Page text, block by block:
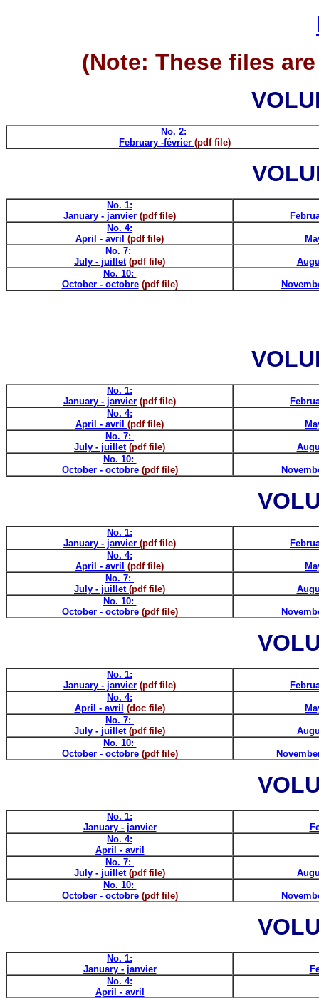
(Note: These files
No. 2:
February -février (pdf file)
No. 1:
January - janvier (pdf file)
No. 4:
April - avril (pdf file)
No. 7:
July - juillet (pdf file)
No. 10:
October - octobre (pdf file)
No. 1:
January - janvier (pdf file)
No. 4:
April - avril (pdf file)
No. 7:
July - juillet (pdf file)
No. 10:
October - octobre (pdf file)
No. 1:
January - janvier (pdf file)
No. 4:
April - avril (pdf file)
No. 7:
July - juillet (pdf file)
No. 10:
October - octobre (pdf file)
No. 1:
January - janvier (pdf file)
No. 4:
April - avril (doc file)
No. 7:
July - juillet (pdf file)
No. 10:
October - octobre (pdf file)
No. 1:
January - janvier
No. 4:
April - avril
No. 7:
July - juillet (pdf file)
No. 10:
October - octobre (pdf file)
No. 1:
January - janvier
No. 4:
April - avril